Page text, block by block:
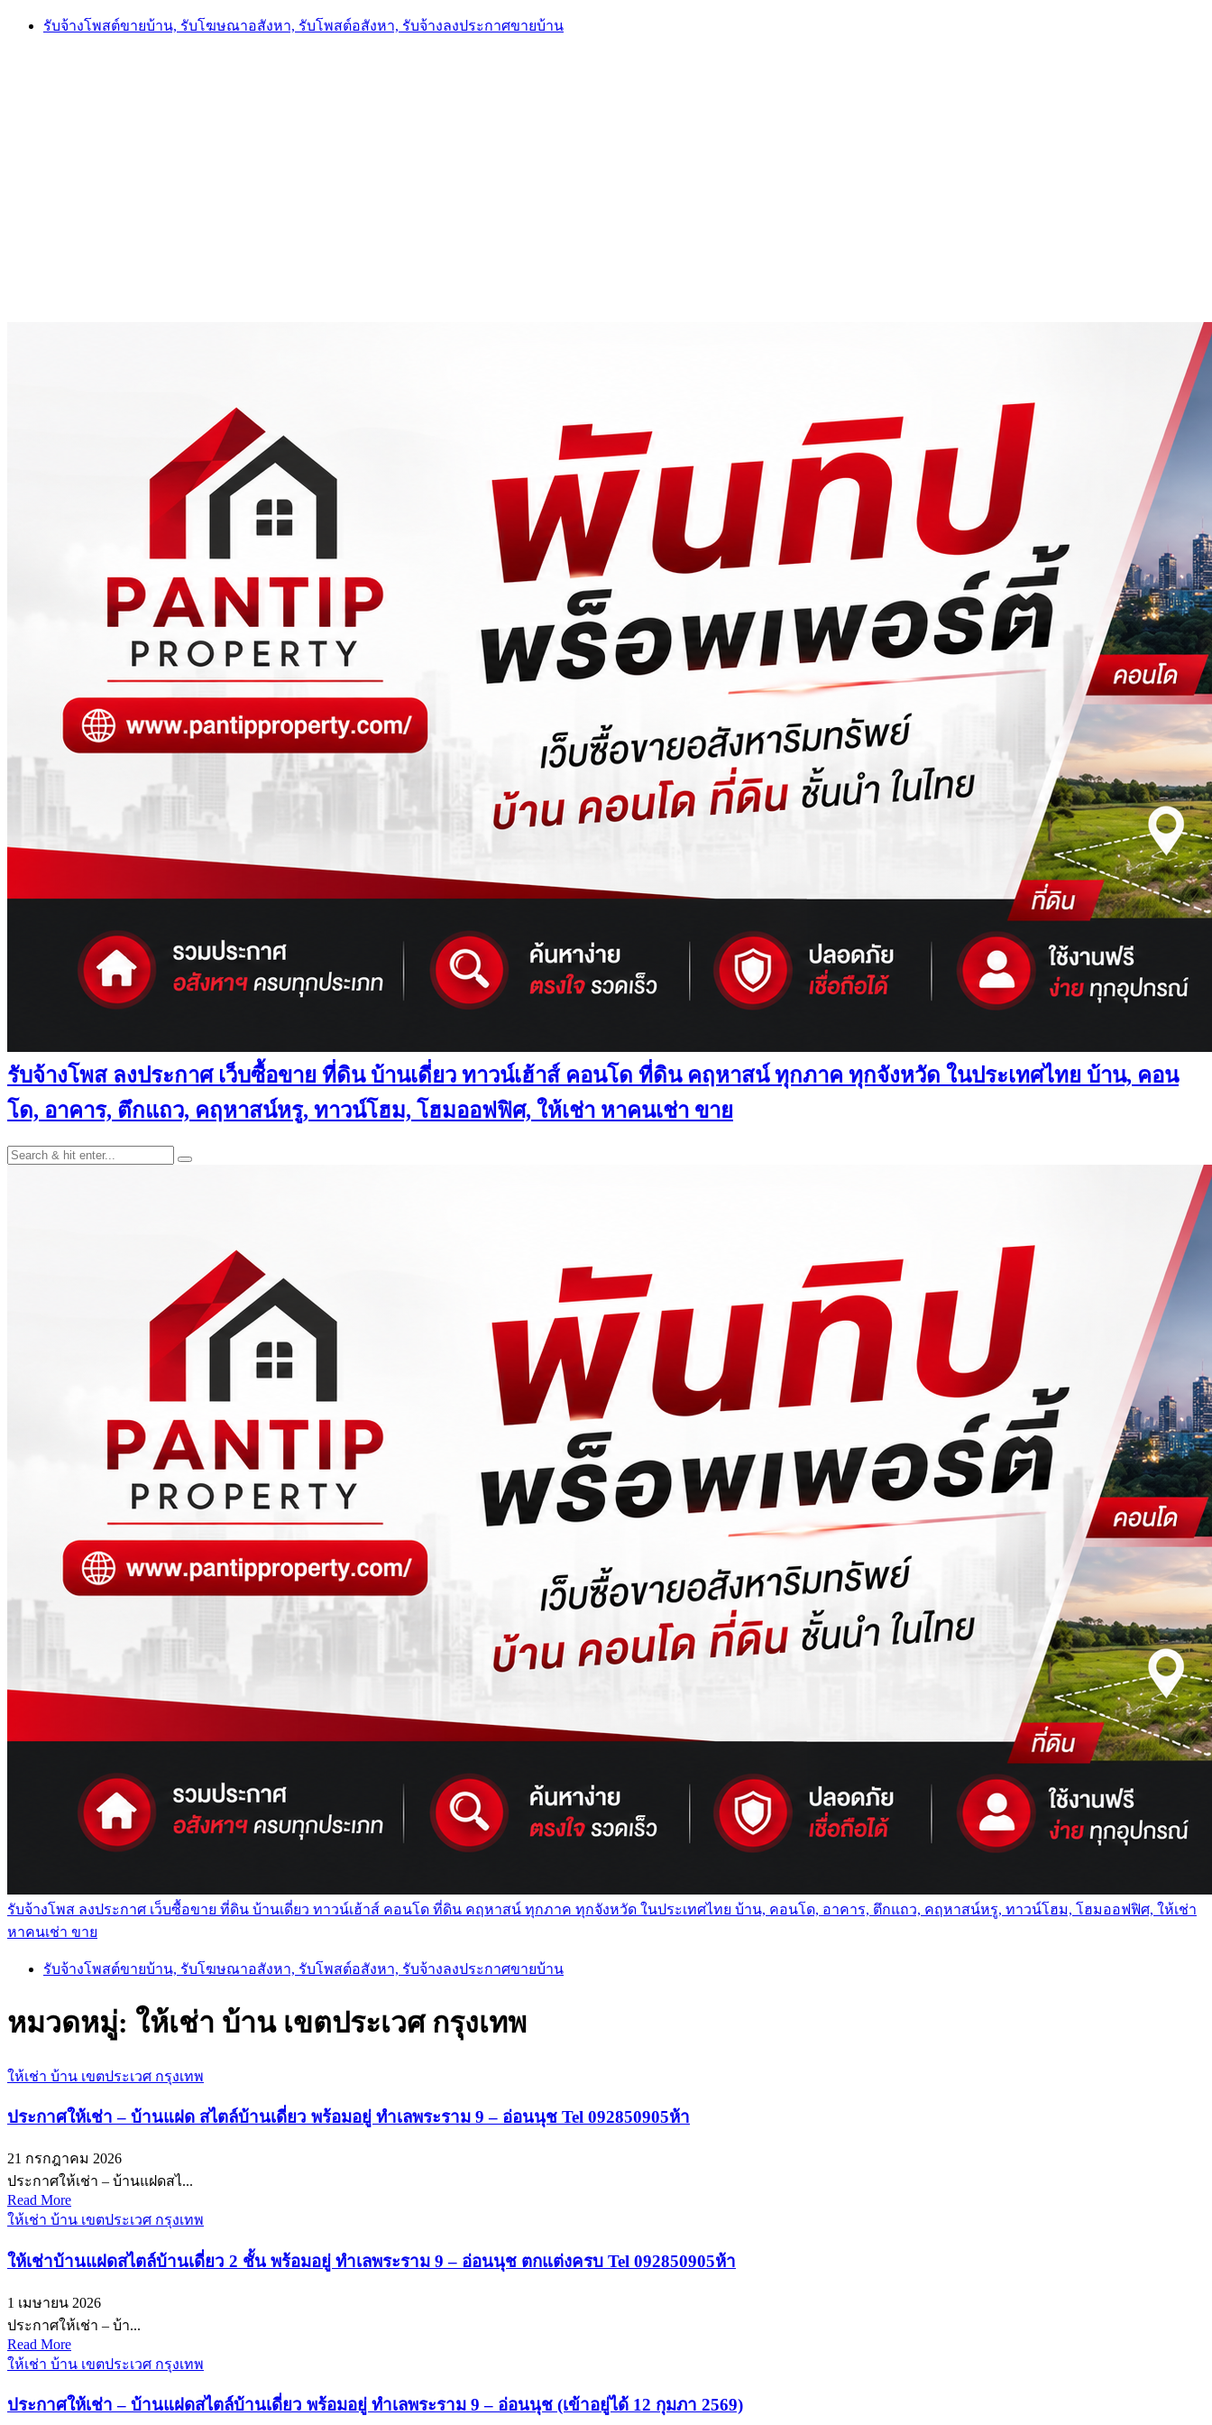
Skip
รับจ้างโพสต์ขายบ้าน, รับโฆษณาอสังหา, รับโพสต์อสังหา, รับจ้างลงประกาศขายบ้าน
รับจ้างโพส ลงประกาศ เว็บซื้อขาย ที่ดิน บ้านเดี่ยว ทาวน์เฮ้าส์ คอนโด ที่ดิน คฤหาสน์ ทุกภาค ทุกจังหวัด ในประเทศไทย บ้าน, คอน
โด, อาคาร, ตึกแถว, คฤหาสน์หรู, ทาวน์โฮม, โฮมออฟฟิศ, ให้เช่า หาคนเช่า ขาย
รับจ้างโพส ลงประกาศ เว็บซื้อขาย ที่ดิน บ้านเดี่ยว ทาวน์เฮ้าส์ คอนโด ที่ดิน คฤหาสน์ ทุกภาค ทุกจังหวัด ในประเทศไทย บ้าน, คอนโด, อาคาร, ตึกแถว, คฤหาสน์หรู, ทาวน์โฮม, โฮมออฟฟิศ, ให้เช่า
หาคนเช่า ขาย
รับจ้างโพสต์ขายบ้าน, รับโฆษณาอสังหา, รับโพสต์อสังหา, รับจ้างลงประกาศขายบ้าน
หมวดหมู่: ให้เช่า บ้าน เขตประเวศ กรุงเทพ
ให้เช่า บ้าน เขตประเวศ กรุงเทพ
ประกาศให้เช่า – บ้านแฝด สไตล์บ้านเดี่ยว พร้อมอยู่ ทำเลพระราม 9 – อ่อนนุช Tel 092850905ห้า
21 กรกฎาคม 2026
ประกาศให้เช่า – บ้านแฝดสไ...
Read More
ให้เช่า บ้าน เขตประเวศ กรุงเทพ
ให้เช่าบ้านแฝดสไตล์บ้านเดี่ยว 2 ชั้น พร้อมอยู่ ทำเลพระราม 9 – อ่อนนุช ตกแต่งครบ Tel 092850905ห้า
1 เมษายน 2026
ประกาศให้เช่า – บ้า...
Read More
ให้เช่า บ้าน เขตประเวศ กรุงเทพ
ประกาศให้เช่า – บ้านแฝดสไตล์บ้านเดี่ยว พร้อมอยู่ ทำเลพระราม 9 – อ่อนนุช (เข้าอยู่ได้ 12 กุมภา 2569)